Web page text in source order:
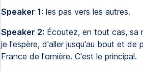
Speaker 1: les pas vers les autres.
Speaker 2: Écoutez, en tout cas, sa
je l'espère, d'aller jusqu'au bout et de
France de l'ornière. C'est le principal.